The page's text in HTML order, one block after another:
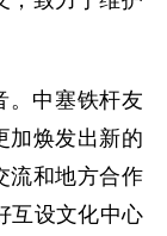
。中塞铁杆友
加焕发出新的
流和地方合作
互设文化中心